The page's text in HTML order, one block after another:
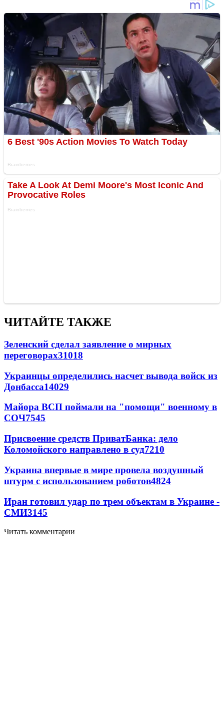
ЧИТАЙТЕ ТАКЖЕ
Зеленский сделал заявление о мирных
переговорах31018
Украинцы определились насчет вывода войск из
Донбасса14029
Майора ВСП поймали на "помощи" военному в
СОЧ7545
Присвоение средств ПриватБанка: дело
Коломойского направлено в суд7210
Украина впервые в мире провела воздушный
штурм с использованием роботов4824
Иран готовил удар по трем объектам в Украине -
СМИ3145
Читать комментарии